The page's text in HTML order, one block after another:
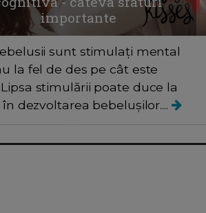
importante
sunt stimulați mental
la fel de des pe cât este
stimulării poate duce la
dezvoltarea bebelușilor....